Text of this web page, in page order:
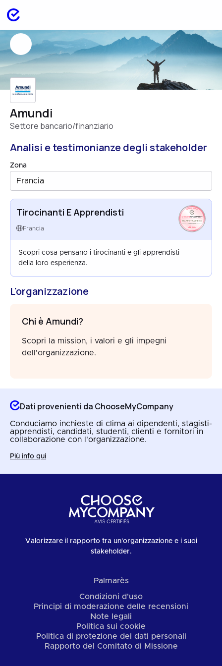
Amundi
Settore bancario/finanziario
Analisi e testimonianze degli stakeholder
Zona
Francia
Tirocinanti E Apprendisti
Francia
HAPPYTRAINEES
FRANCE
AUG 2025
Scopri cosa pensano i tirocinanti e gli apprendisti
della loro esperienza.
L'organizzazione
Chi è Amundi?
Scopri la mission, i valori e gli impegni
dell'organizzazione.
Dati provenienti da ChooseMyCompany
Conduciamo inchieste di clima ai dipendenti, stagisti-
apprendisti, candidati, studenti, clienti e fornitori in
collaborazione con l'organizzazione.
Più info qui
Valorizzare il rapporto tra un'organizzazione e i suoi
stakeholder.
Palmarès
Condizioni d'uso
Principi di moderazione delle recensioni
Note legali
Politica sui cookie
Politica di protezione dei dati personali
Rapporto del Comitato di Missione